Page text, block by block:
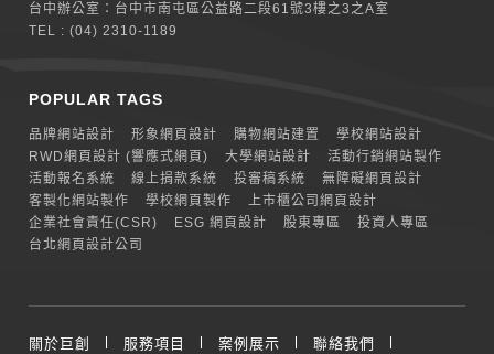
台中辦公室： 台中市南屯區公益路二段61號3樓之3之A室
TEL :(04) 2310-1189
POPULAR TAGS
品牌網站設計 形象網頁設計 購物網站建置
學校網站設計
RWD網頁設計 (響應式網頁)
大學網站設計
活動行銷網站製作
活動報名系統
線上捐款系統 投審稿系統
無障礙網頁設計
客製化網站製作
學校網頁製作
上市櫃公司網頁設計
企業社會責任(CSR)
ESG 網頁設計 股東專區
投資人專區
台北網頁設計公司
關於巨創 服務項目 案例展示 聯絡我們